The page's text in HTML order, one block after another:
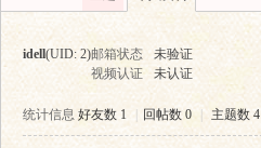
idell(UID: 2)邮箱状态
未验证
视频认证
未认证
统计信息 好友数 1 回帖数 0 主题数 4